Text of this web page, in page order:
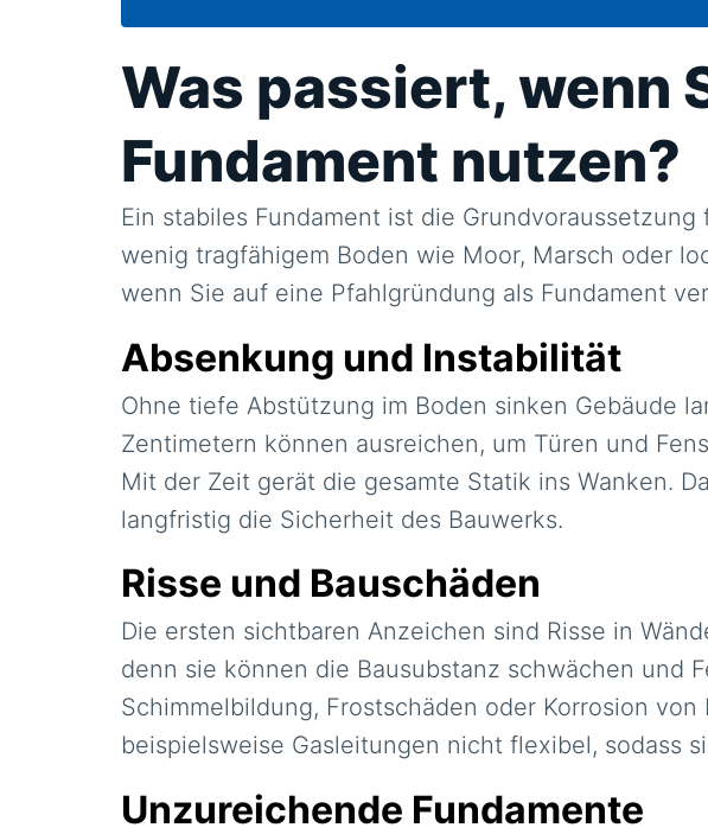
Was passiert, wenn
Fundament nutzen?
Ein stabiles Fundament ist die
wenig tragfähigem Boden wie Moor, Marsch oder
wenn Sie auf eine Pfahlgründung als Fundament
Absenkung und Instabilität
Ohne tiefe Abstützung im Boden sinken Gebäude
Zentimetern können ausreichen, um Türen und
Mit der Zeit gerät die gesamte Statik ins Wanken.
langfristig die Sicherheit des Bauwerks.
Risse und Bauschäden
Die ersten sichtbaren Anzeichen sind Risse in
denn sie können die Bausubstanz schwächen und
Schimmelbildung, Frostschäden oder Korrosion
beispielsweise Gasleitungen nicht flexibel, sodass
Unzureichende Fundamente